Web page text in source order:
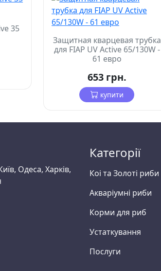
35
Защитная кварцевая трубка
для FIAP UV Active 65/130W -
61 евро
653 грн.
купити
Одеса, Харків,
Категорії
Коі та Золоті риби
Акваріумні риби
Корми для риб
Устаткування
Послуги